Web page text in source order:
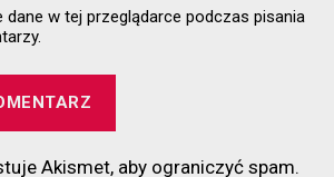
dane w tej przeglądarce podczas pisania
Akismet, aby ograniczyć spam.